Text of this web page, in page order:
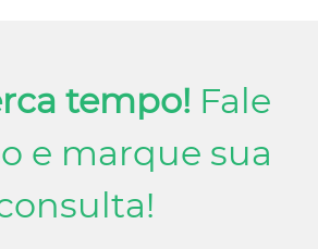
tempo! Fale
e marque sua